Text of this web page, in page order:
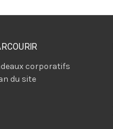
corporatifs
du site